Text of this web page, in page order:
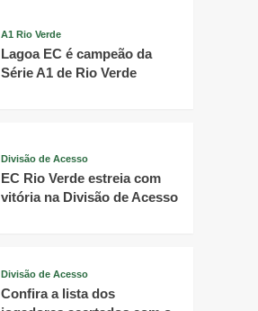
A1 Rio Verde
Lagoa EC é campeão da
Série A1 de Rio Verde
Divisão de Acesso
EC Rio Verde estreia com
vitória na Divisão de Acesso
Divisão de Acesso
Confira a lista dos